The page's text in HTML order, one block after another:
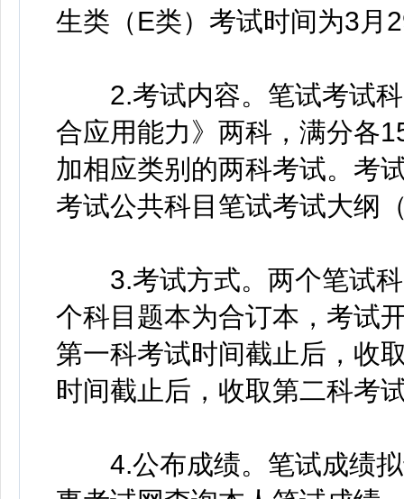
生类（E类）考试时间为3月
2.考试内容。笔试考试科
合应用能力》两科，满分各
加相应类别的两科考试。考
考试公共科目笔试考试大纲
3.考试方式。两个笔试科
个科目题本为合订本，考试
第一科考试时间截止后，收
时间截止后，收取第二科考
4.公布成绩。笔试成绩拟